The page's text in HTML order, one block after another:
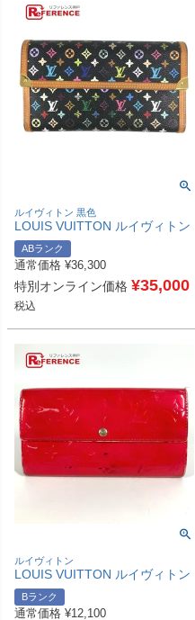
ルイヴィトン 黒色
LOUIS VUITTON ルイヴィトン
Ｍ92658 ポルトトレゾール イ
ンターナショナル 三つ折り 財
布 ウォレット ロングウォレッ
ト 長財布 モノグラムマルチカ
ラーキャンバス ユニセックス
ノワール ブラック 【中古】
ABランク
通常価格 ¥36,300
特別オンライン価格 ¥35,000
税込
ルイヴィトン
LOUIS VUITTON ルイヴィトン
M93633 モノグラムヴェルニ ポ
ルトフォイユサラ ロングウォレ
Bランク
通常価格 ¥12,100